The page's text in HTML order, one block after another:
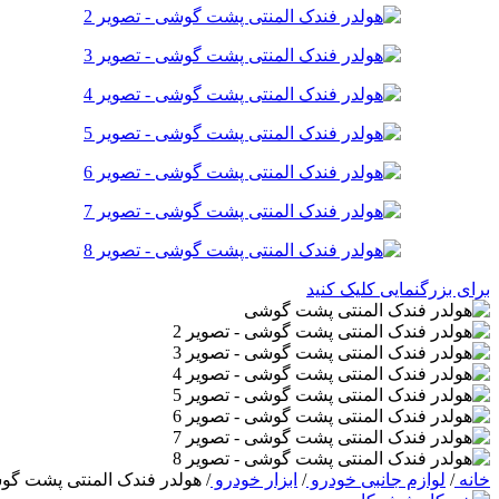
برای بزرگنمایی کلیک کنید
خانه/ لوازم جانبی خودرو/ ابزار خودرو/ هولدر فندک المنتی پشت